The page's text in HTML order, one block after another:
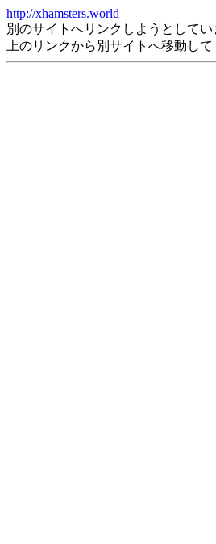
http://xhamsters.world
別のサイトへリンクしようとしてい
上のリンクから別サイトへ移動して